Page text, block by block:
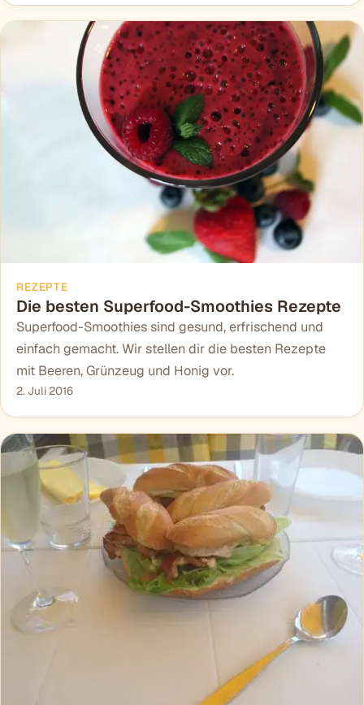
REZEPTE
Die besten Superfood-Smoothies Rezepte
Superfood-Smoothies sind gesund, erfrischend und
einfach gemacht. Wir stellen dir die besten Rezepte
mit Beeren, Grünzeug und Honig vor.
2. Juli 2016